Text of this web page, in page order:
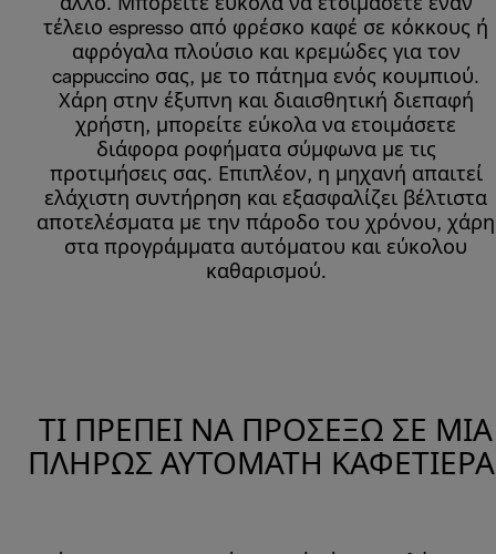
άλλο. Μπορείτε εύκολα να ετοιμάσετε έναν
τέλειο espresso από φρέσκο καφέ σε κόκκους ή
αφρόγαλα πλούσιο και κρεμώδες για τον
cappuccino σας, με το πάτημα ενός κουμπιού.
Χάρη στην έξυπνη και διαισθητική διεπαφή
χρήστη, μπορείτε εύκολα να ετοιμάσετε
διάφορα ροφήματα σύμφωνα με τις
προτιμήσεις σας. Επιπλέον, η μηχανή απαιτεί
ελάχιστη συντήρηση και εξασφαλίζει βέλτιστα
αποτελέσματα με την πάροδο του χρόνου, χάρη
στα προγράμματα αυτόματου και εύκολου
καθαρισμού.
ΤΙ ΠΡΈΠΕΙ ΝΑ ΠΡΟΣΈΞΩ ΣΕ ΜΊΑ
ΠΛΉΡΩΣ ΑΥΤΌΜΑΤΗ